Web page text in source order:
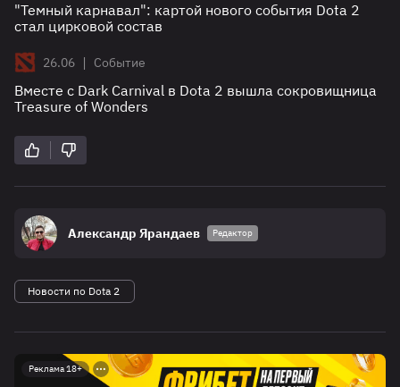
"Темный карнавал": картой нового события Dota 2
стал цирковой состав
26.06 | Событие
Вместе с Dark Carnival в Dota 2 вышла сокровищница
Treasure of Wonders
Александр Ярандаев Редактор
Новости по Dota 2
Реклама 18+